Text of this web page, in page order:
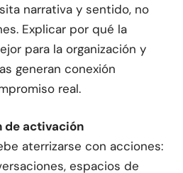
narrativa y sentido, no
Explicar por qué la
para la organización y
generan conexión
real.
de activación
aterrizarse con acciones:
espacios de